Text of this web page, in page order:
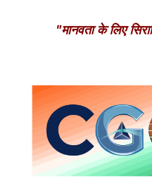
"मानवता के लिए